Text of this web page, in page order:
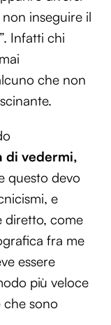
inseguire il
Infatti chi
che non
di vedermi,
questo devo
e
diretto, come
fra me
essere
più veloce
che sono